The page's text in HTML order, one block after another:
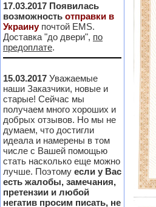
17.03.2017 Появилась
возможность отправки в
Украинупочтой EMS.
Доставка "до двери", по
предоплате.
15.03.2017 Уважаемые
наши Заказчики, новые и
старые! Сейчас мы
получаем много хороших и
добрых отзывов. Но мы не
думаем, что достигли
идеала и намерены в том
числе с Вашей помощью
стать насколько еще можно
лучше. Поэтому если у Вас
есть жалобы, замечания,
претензии и любой
негатив просим писать, не